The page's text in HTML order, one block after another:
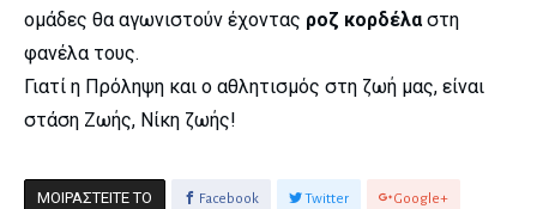
ομάδες θα αγωνιστούν έχοντας ροζ κορδέλαστη
φανέλα τους.
Γιατί η Πρόληψη και ο αθλητισμός στη ζωή μας, είναι
στάση Ζωής, Νίκη ζωής!
ΜΟΙΡΑΣΤΕΊΤΕ ΤΟ Facebook Twitter Google+